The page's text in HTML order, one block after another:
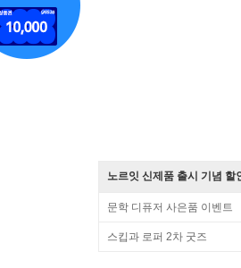
문학 디퓨저 사은품 이벤트
스킵과 로퍼 2차 굿즈